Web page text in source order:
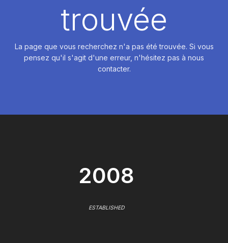
trouvée
La page que vous recherchez n'a pas été trouvée. Si vous
pensez qu'il s'agit d'une erreur, n'hésitez pas à nous
contacter.
2008
ESTABLISHED